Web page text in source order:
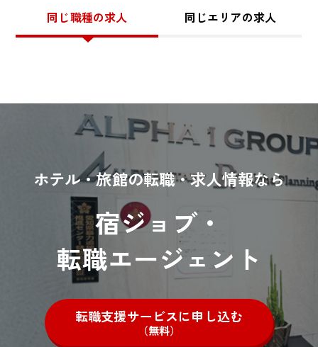
同じ職種の求人 同じエリアの求人
ホテル・旅館の転職・求人情報なら
宿ジョブ・
転職エージェント
転職支援サービスに申し込む
（無料）